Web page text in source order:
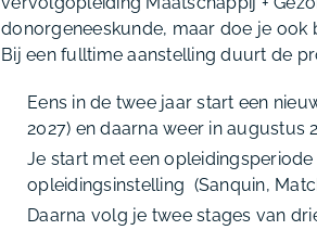
donorgeneeskunde, maar doe je ook
Bij een fulltime aanstelling duurt de
Eens in de twee jaar start een
2027) en daarna weer in augustus
Je start met een
opleidingsinstelling (Sanquin,
Daarna volg je twee stages van